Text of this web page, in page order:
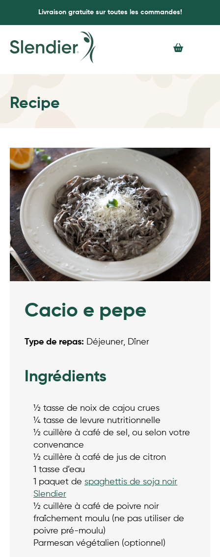
Livraison gratuite sur toutes les commandes!
Recipe
Cacio e pepe
Type de repas: Déjeuner, Dîner
Ingrédients
½ tasse de noix de cajou crues
¼ tasse de levure nutritionnelle
½ cuillère à café de sel, ou selon votre
convenance
½ cuillère à café de jus de citron
1 tasse d’eau
1 paquet de spaghettis de soja noir
Slendier
½ cuillère à café de poivre noir
fraîchement moulu (ne pas utiliser de
poivre pré-moulu)
Parmesan végétalien (optionnel)